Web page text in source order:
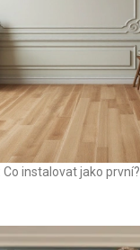
instalovat jako první?